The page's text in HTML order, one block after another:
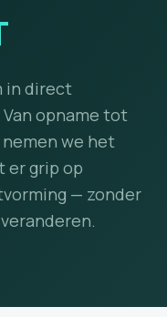
in direct
opname tot
we het
er grip op
— zonder